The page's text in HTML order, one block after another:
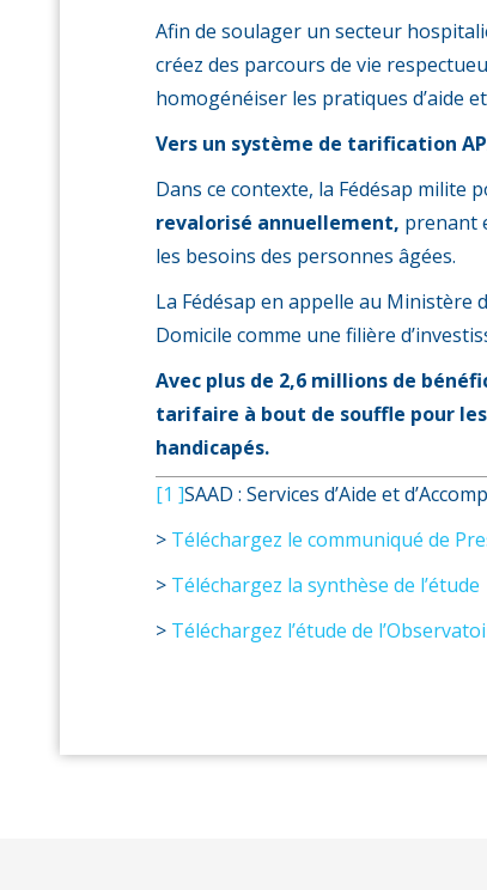
Afin de soulager un secteur
créez des parcours de vie
homogénéiser les pratiques d’aide
Vers un système de tarification
Dans ce contexte, la Fédésap milite
revalorisé annuellement, prenant
les besoins des personnes âgées.
La Fédésap en appelle au Ministère
Domicile comme une filière
Avec plus de 2,6 millions de
tarifaire à bout de souffle pour
handicapés.
[1 ]SAAD : Services d’Aide et
> Téléchargez le communiqué de
> Téléchargez la synthèse de l’étude
> Téléchargez l’étude de